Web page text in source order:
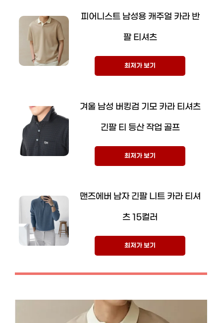
피어니스트 남성용 캐주얼 카라 반
팔 티셔츠
최저가 보기
겨울 남성 버킹검 기모 카라 티셔츠
긴팔 티 등산 작업 골프
최저가 보기
맨즈에버 남자 긴팔 니트 카라 티셔
츠 15컬러
최저가 보기